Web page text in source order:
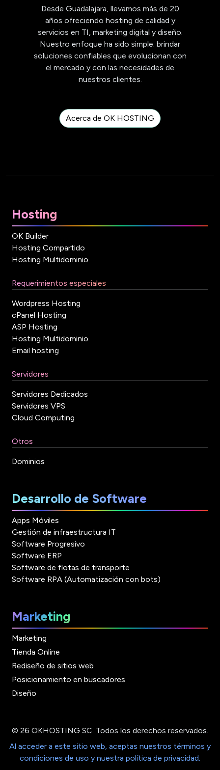
Desde Guadalajara, llevamos más de 20
años ofreciendo hosting de calidad y
servicios en TI, marketing digital y diseño.
Nuestro enfoque ha sido simple: brindar
soluciones confiables que evolucionan con
el mercado y con las necesidades de
nuestros clientes.
Acerca de OK HOSTING
Hosting
OK Builder
Hosting Compartido
Hosting Multidominio
Requerimientos especiales
Wordpress Hosting
cPanel Hosting
ASP Hosting
Hosting Multidominio
Email hosting
Servidores
Servidores Dedicados
Servidores VPS
Cloud Computing
Otros
Dominios
Desarrollo de Software
Apps Móviles
Gestión de infraestructura IT
Software Progresivo
Software ERP
Software de flotas de transporte
Software RPA (Automatización con bots)
Marketing
Marketing
Tienda Online
Rediseño de sitios web
Posicionamiento en buscadores
Diseño
© 26 OKHOSTING SC. Todos los derechos reservados.
Al acceder a este sitio web, aceptas nuestros términos y
condiciones de uso y nuestra política de privacidad.